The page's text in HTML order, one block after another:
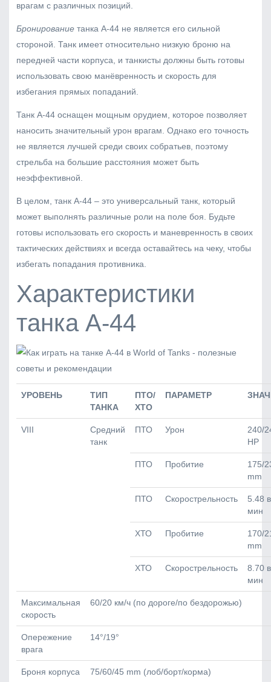
врагам с различных позиций.
Бронирование танка А-44 не является его сильной
стороной. Танк имеет относительно низкую броню на
передней части корпуса, и танкисты должны быть готовы
использовать свою манёвренность и скорость для
избегания прямых попаданий.
Танк А-44 оснащен мощным орудием, которое позволяет
наносить значительный урон врагам. Однако его точность
не является лучшей среди своих собратьев, поэтому
стрельба на большие расстояния может быть
неэффективной.
В целом, танк А-44 – это универсальный танк, который
может выполнять различные роли на поле боя. Будьте
готовы использовать его скорость и маневренность в своих
тактических действиях и всегда оставайтесь на чеку, чтобы
избегать попадания противника.
Характеристики
танка А-44
УРОВЕНЬ
ТИП
ТАНКА
ПТО/
ХТО
ПАРАМЕТР
VIII
Средний
танк
ПТО Урон
240/
HP
ПТО Пробитие
175/
mm
ПТО Скорострельность
5.48
мин
ХТО Пробитие
170/
mm
ХТО Скорострельность
8.70
мин
Максимальная
скорость
60/20 км/ч (по дороге/по бездорожью)
Опережение
врага
14°/19°
Броня корпуса 75/60/45 mm (лоб/борт/корма)